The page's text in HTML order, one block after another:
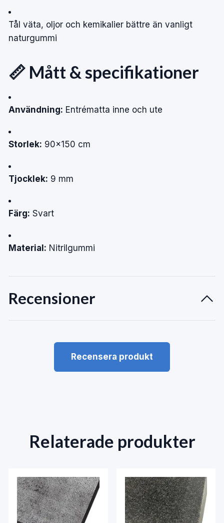
Tål väta, oljor och kemikalier bättre än vanligt
naturgummi
📏 Mått & specifikationer
Användning: Entrématta inne och ute
Storlek: 90×150 cm
Tjocklek: 9 mm
Färg: Svart
Material: Nitrilgummi
Recensioner
Recensera produkt
Relaterade produkter